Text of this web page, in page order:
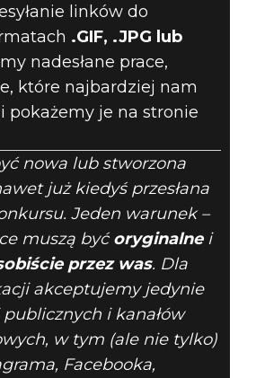
linków do
.GIF, .JPG lub
nadesłane prace,
które najbardziej nam
pokażemy je na stronie
nowa lub stworzona
już kiedyś przesłana
Jeden warunek –
muszą byćoryginalnei
przez was. Dla
akceptujemy jedynie
i kanałów
w tym (ale nie tylko)
Facebooka,